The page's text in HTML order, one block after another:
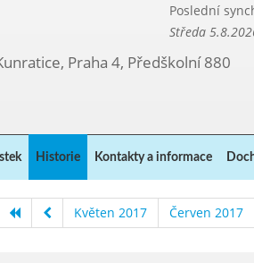
Poslední
Středa
Praha 4, Předškolní 880
Historie Kontakty a informace
Květen 2017 Červen 2017